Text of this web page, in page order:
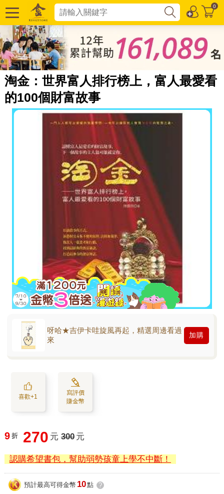
0
淘金：世界富人排行榜上，富人最愛看
的100個財富故事
呀哈★吉伊卡哇旋風再起，精選周邊看過
來
加購
喜歡+1
寫評價
賺金幣
9 折 270 元 300 元
認購希望書包，幫助弱勢孩童上學不中斷！
預計最高可得金幣 10點 ?